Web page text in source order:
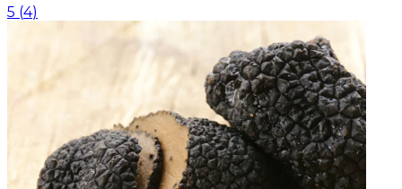
5 (4)